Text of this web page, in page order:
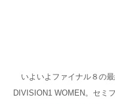
いよいよファイナル８の
DIVISION1 WOMEN。セミ